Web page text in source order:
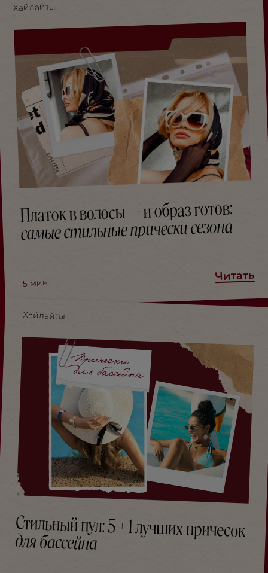
Хайлайты
Платок в волосы — и образ готов:
самые стильные прически сезона
5мин Читать
Хайлайты
Стильный пул: 5 + 1 лучших причесок
для бассейна